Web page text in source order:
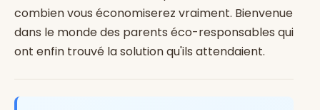
combien vous économiserez vraiment. Bienvenue
dans le monde des parents éco-responsables qui
ont enfin trouvé la solution qu'ils attendaient.